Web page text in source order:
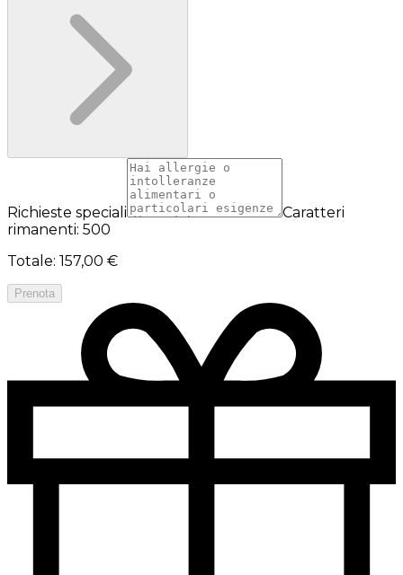
Richieste speciali
Caratteri
rimanenti: 500
Totale: 157,00 €
Prenota